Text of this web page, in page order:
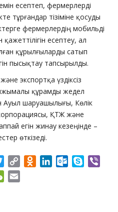
есептеп, фермерлерді
тұрғандар тізіміне қосуды
фермерлердің мобильді
есептеу, ал
құрылғыларды сатып
пысықтау тапсырылды.
экспортқа үздіксіз
құрамды жедел
Ауыл шаруашылығы, Көлік
ҚТЖ және
егін жинау кезеңінде –
өткізеді.
Twitter
Copy
Odnoklassniki
LinkedInOutlook.com
Skype
WeChat